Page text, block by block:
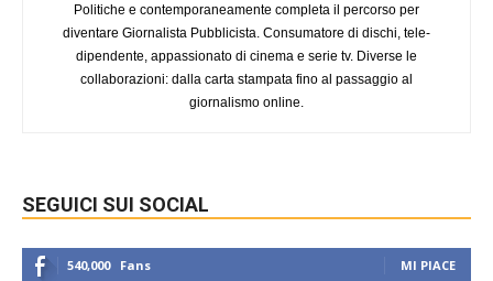
Politiche e contemporaneamente completa il percorso per
diventare Giornalista Pubblicista. Consumatore di dischi, tele-
dipendente, appassionato di cinema e serie tv. Diverse le
collaborazioni: dalla carta stampata fino al passaggio al
giornalismo online.
SEGUICI SUI SOCIAL
540,000 Fans MI PIACE